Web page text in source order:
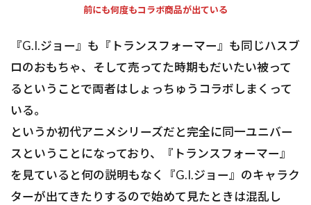
前にも何度もコラボ商品が出ている
『G.I.ジョー』も『トランスフォーマー』も同じハスブ
ロのおもちゃ、そして売ってた時期もだいたい被って
るということで両者はしょっちゅうコラボしまくって
いる。
というか初代アニメシリーズだと完全に同一ユニバー
スということになっており、『トランスフォーマー』
を見ていると何の説明もなく『G.I.ジョー』のキャラク
ターが出てきたりするので始めて見たときは混乱し